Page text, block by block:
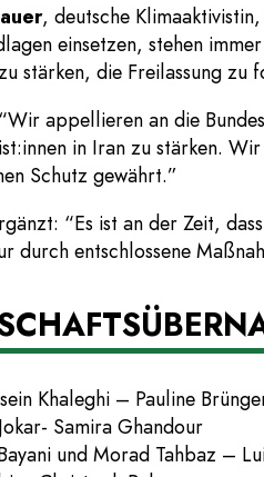
, deutsche
einsetzen, stehen
stärken, die Freilassung zu
appellieren an die
in Iran zu stärken.
Schutz gewährt.”
“Es ist an der Zeit,
durch entschlossene
Khaleghi – Pauline
Samira Ghandour
und Morad Tahbaz –